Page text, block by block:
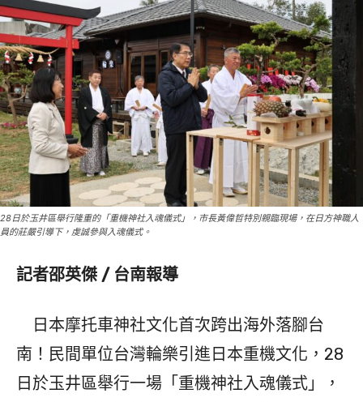
28日於玉井區舉行隆重的「重機神社入魂儀式」，市長黃偉哲特別親臨現場，在日方神職人
員的莊嚴引導下，虔誠參與入魂儀式。
記者邵英傑 / 台南報導
日本摩托車神社文化首次跨出海外落腳台
南！民間單位台灣輪樂引進日本重機文化，28
日於玉井區舉行一場「重機神社入魂儀式」，